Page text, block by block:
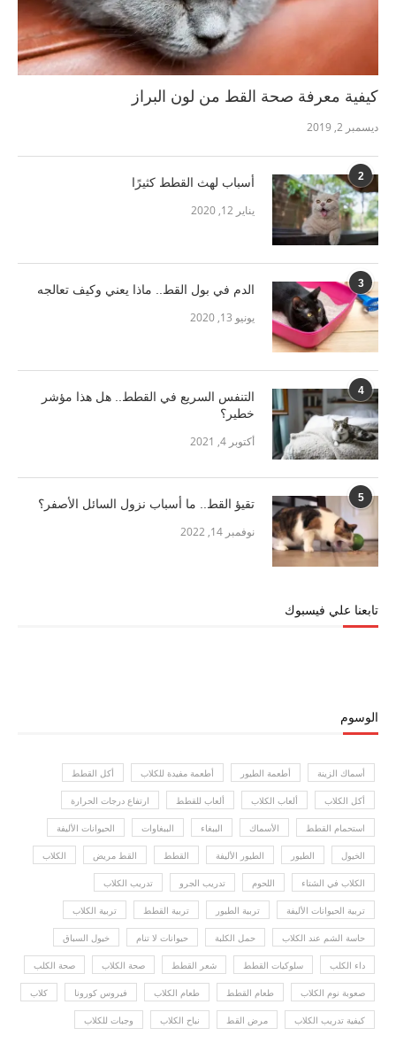
كيفية معرفة صحة القط من لون البراز
ديسمبر 2, 2019
2 أسباب لهث القطط كثيرًا
يناير 12, 2020
3 الدم في بول القط.. ماذا يعني وكيف تعالجه
يونيو 13, 2020
4
التنفس السريع في القطط.. هل هذا مؤشر
خطير؟
أكتوبر 4, 2021
5 تقيؤ القط.. ما أسباب نزول السائل الأصفر؟
نوفمبر 14, 2022
تابعنا علي فيسبوك
الوسوم
أسماك الزينة أطعمة الطيور أطعمة مفيدة للكلاب أكل القطط
أكل الكلاب ألعاب الكلاب ألعاب للقطط ارتفاع درجات الحرارة
استحمام القطط الأسماك الببغاء الببغاوات الحيوانات الأليفة
الخيول الطيور الطيور الأليفة القطط القط مريض الكلاب
الكلاب في الشتاء اللحوم تدريب الجرو تدريب الكلاب
تربية الحيوانات الأليفة تربية الطيور تربية القطط تربية الكلاب
حاسة الشم عند الكلاب حمل الكلبة حيوانات لا تنام خيول السباق
داء الكلب سلوكيات القطط شعر القطط صحة الكلاب صحة الكلب
صعوبة نوم الكلاب طعام القطط طعام الكلاب فيروس كورونا كلاب
كيفية تدريب الكلاب مرض القط نباح الكلاب وجبات للكلاب